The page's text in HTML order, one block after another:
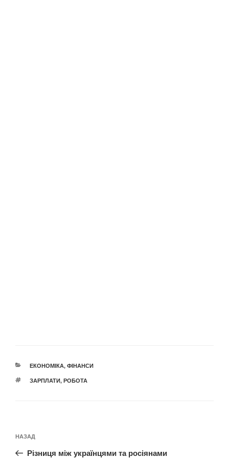
КАТЕГОРІЇ
ЕКОНОМІКА, ФІНАНСИ
ПОЗНАЧКИ
ЗАРПЛАТИ, РОБОТА
записів
Попередній
запис:
НАЗАД
Різниця між українцями та росіянами